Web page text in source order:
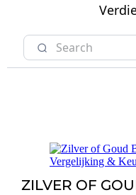
ZILVER OF